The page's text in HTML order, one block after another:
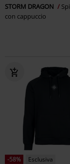
STORM DRAGON
con cappuccio
-58%
Esclusiva